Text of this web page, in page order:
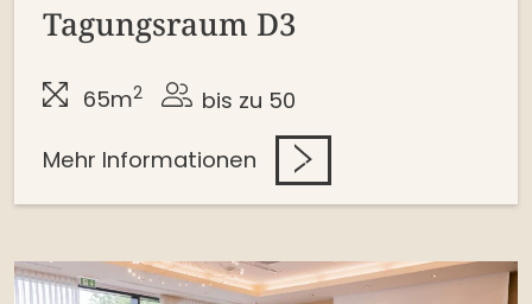
Tagungsraum D3
65m2 bis zu 50
Mehr Informationen